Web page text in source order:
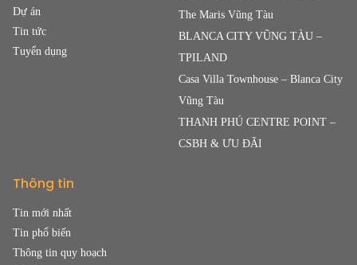
Dự án
Tin tức
Tuyển dụng
The Maris Vũng Tàu
BLANCA CITY VŨNG TÀU –
TPILAND
Casa Villa Townhouse – Blanca City
Vũng Tàu
THANH PHÚ CENTRE POINT –
CSBH & ƯU ĐÃI
Thông tin
Tin mới nhất
Tin phổ biến
Thông tin quy hoạch